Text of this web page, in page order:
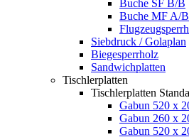
Buche SF B/B
Buche MF A/B
Siebdruck / Golaplan
Biegesperrholz
Sandwichplatten
Tischlerplatten
Tischlerplatten
Gabun 520 x
Gabun 260 x
Gabun 520 x